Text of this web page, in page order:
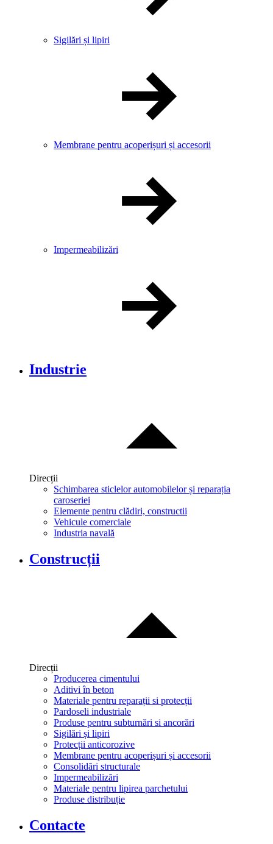
Sigilări și lipiri
Membrane pentru acoperișuri și accesorii
Impermeabilizări
Industrie
Direcții
Schimbarea sticlelor automobilelor și reparația
caroseriei
Elemente pentru clădiri, constructii
Vehicule comerciale
Industria navală
Construcții
Direcții
Producerea cimentului
Aditivi în beton
Materiale pentru reparații si protecții
Pardoseli industriale
Produse pentru subturnări si ancorări
Sigilări și lipiri
Protecții anticorozive
Membrane pentru acoperișuri și accesorii
Consolidări structurale
Impermeabilizări
Materiale pentru lipirea parchetului
Produse distribuție
Contacte